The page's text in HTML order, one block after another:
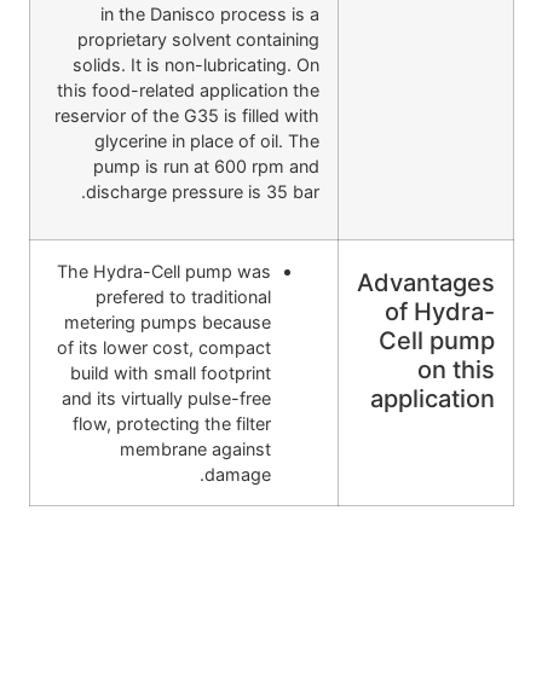
in the Danisco process is a
proprietary solvent containing
solids. It is non-lubricating. On
this food-related application the
reservior of the G35 is filled with
glycerine in place of oil. The
pump is run at 600 rpm and
discharge pressure is 35 bar.
Advantages
of Hydra-
Cell pump
on this
application
The Hydra-Cell pump was
prefered to traditional
metering pumps because
of its lower cost, compact
build with small footprint
and its virtually pulse-free
flow, protecting the filter
membrane against
damage.